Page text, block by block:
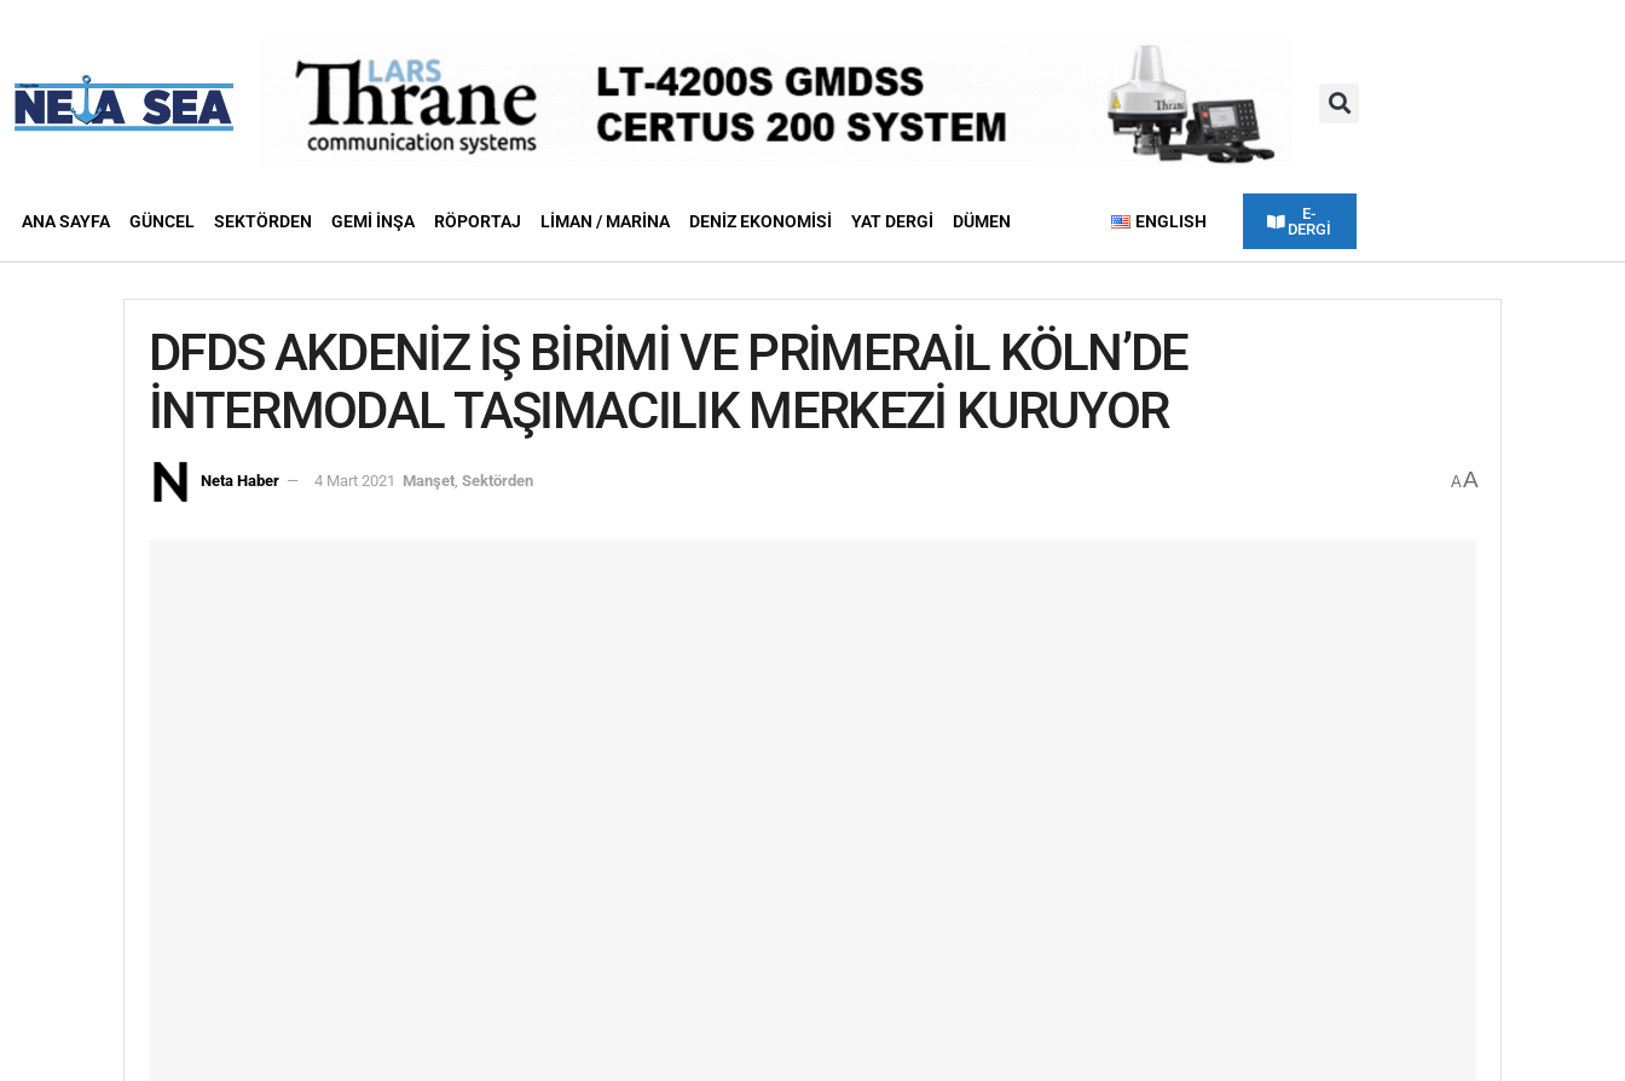
ANA SAYFA GÜNCEL SEKTÖRDEN GEMI İNŞA RÖPORTAJ LIMAN / MARINA DENIZ EKONOMISI YAT DERGI DÜMEN ENGLISH
E-
DERGİ
DFDS AKDENİZ İŞ BİRİMİ VE PRİMERAİL KÖLN’DE
İNTERMODAL TAŞIMACILIK MERKEZİ KURUYOR
Neta Haber 4 Mart 2021 Manşet Sektörden AA